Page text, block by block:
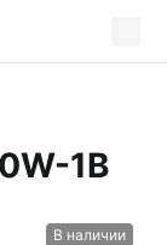
1B
В наличии